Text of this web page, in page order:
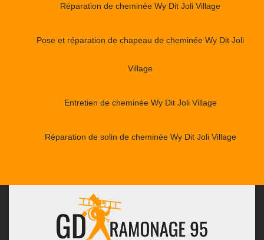
Réparation de cheminée Wy Dit Joli Village
Pose et réparation de chapeau de cheminée Wy Dit Joli
Village
Entretien de cheminée Wy Dit Joli Village
Réparation de solin de cheminée Wy Dit Joli Village